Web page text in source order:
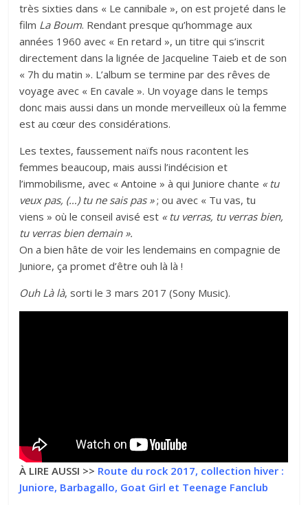
très sixties dans « Le cannibale », on est projeté dans le
film La Boum. Rendant presque qu’hommage aux
années 1960 avec « En retard », un titre qui s’inscrit
directement dans la lignée de Jacqueline Taieb et de son
« 7h du matin ». L’album se termine par des rêves de
voyage avec « En cavale ». Un voyage dans le temps
donc mais aussi dans un monde merveilleux où la femme
est au cœur des considérations.
Les textes, faussement naïfs nous racontent les
femmes beaucoup, mais aussi l’indécision et
l’immobilisme, avec « Antoine » à qui Juniore chante « tu
veux pas, (…) tu ne sais pas »; ou avec « Tu vas, tu
viens » où le conseil avisé est « tu verras, tu verras bien,
tu verras bien demain ».
On a bien hâte de voir les lendemains en compagnie de
Juniore, ça promet d’être ouh là là !
Ouh Là là, sorti le 3 mars 2017 (Sony Music).
À LIRE AUSSI >> Route du rock 2017, collection hiver :
Juniore, Barbagallo, Goat Girl et Teenage Fanclub